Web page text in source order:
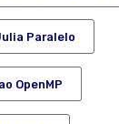
Paralelo
OpenMP